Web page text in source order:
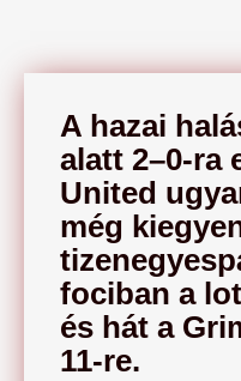
A hazai
alatt 2–0-ra
United
még
fociban a
és hát a
11-re.